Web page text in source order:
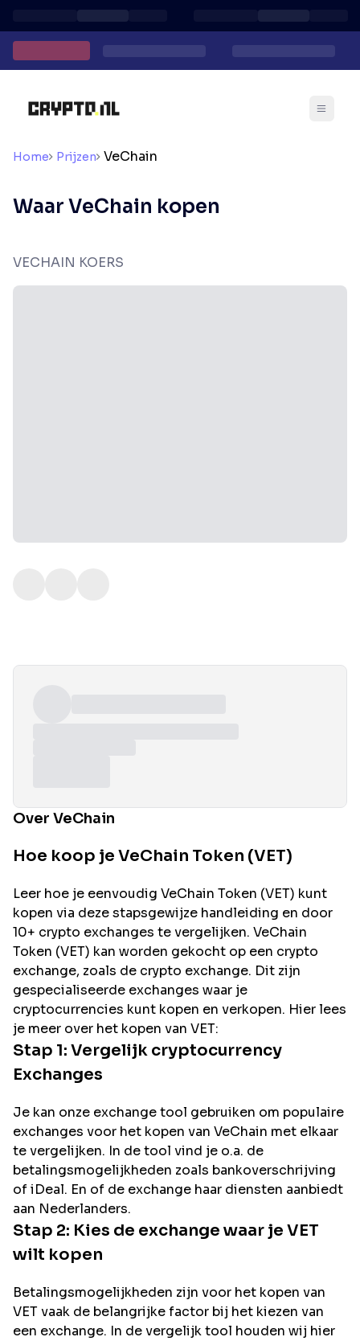
Home Prijzen VeChain
Waar VeChain kopen
VECHAIN KOERS
Over VeChain
Hoe koop je VeChain Token (VET)
Leer hoe je eenvoudig VeChain Token (VET) kunt
kopen via deze stapsgewijze handleiding en door
10+ crypto exchanges te vergelijken. VeChain
Token (VET) kan worden gekocht op een crypto
exchange, zoals de crypto exchange. Dit zijn
gespecialiseerde exchanges waar je
cryptocurrencies kunt kopen en verkopen. Hier lees
je meer over het kopen van VET:
Stap 1: Vergelijk cryptocurrency
Exchanges
Je kan onze exchange tool gebruiken om populaire
exchanges voor het kopen van VeChain met elkaar
te vergelijken. In de tool vind je o.a. de
betalingsmogelijkheden zoals bankoverschrijving
of iDeal. En of de exchange haar diensten aanbiedt
aan Nederlanders.
Stap 2: Kies de exchange waar je VET
wilt kopen
Betalingsmogelijkheden zijn voor het kopen van
VETvaak de belangrijke factor bij het kiezen van
een exchange. In de vergelijk tool houden wij hier